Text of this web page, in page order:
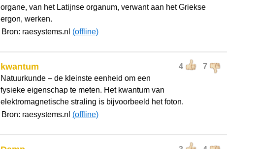
organe, van het Latijnse organum, verwant aan het Griekse
ergon, werken.
Bron: raesystems.nl (offline)
4 7
kwantum
Natuurkunde – de kleinste eenheid om een
fysieke eigenschap te meten. Het kwantum van
elektromagnetische straling is bijvoorbeeld het foton.
Bron: raesystems.nl (offline)